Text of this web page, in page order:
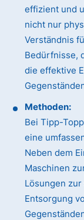
effizient und
nicht nur
Verständnis
Bedürfnisse,
die effektive
Methoden:
Bei Tipp-
eine
Neben dem
Maschinen
Lösungen
Entsorgung